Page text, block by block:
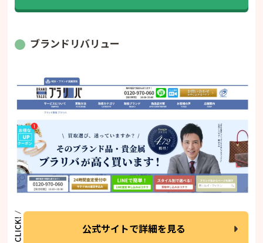
ブランドリバリュー
公式サイトで詳細を見る